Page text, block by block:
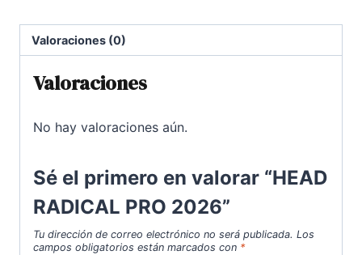
Valoraciones (0)
Valoraciones
No hay valoraciones aún.
Sé el primero en valorar “HEAD
RADICAL PRO 2026”
Tu dirección de correo electrónico no será publicada. Los
campos obligatorios están marcados con *